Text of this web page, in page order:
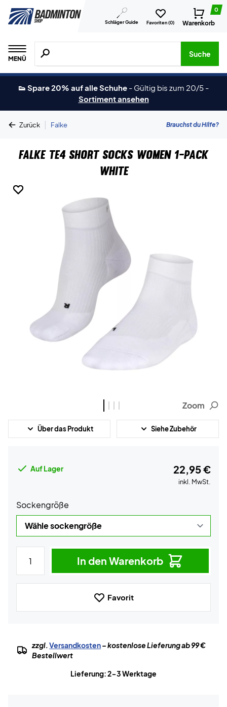
Schläger Guide Favoriten (0)
0
Warenkorb
MENÜ
Suche nach Produkten, Marken usw.
Suche
👟 Spare 20% auf alle Schuhe - Gültig bis zum 20/5 -
Sortiment ansehen
Zurück | Falke Brauchst du Hilfe?
Falke TE4 Short Socks Women 1-Pack
White
Zoom
Über das Produkt Siehe Zubehör
Auf Lager 22,95 €
inkl. MwSt.
Sockengröße
In den Warenkorb
Favorit
zzgl.Versandkosten– kostenlose Lieferung ab 99 €
Bestellwert
Lieferung: 2-3 Werktage